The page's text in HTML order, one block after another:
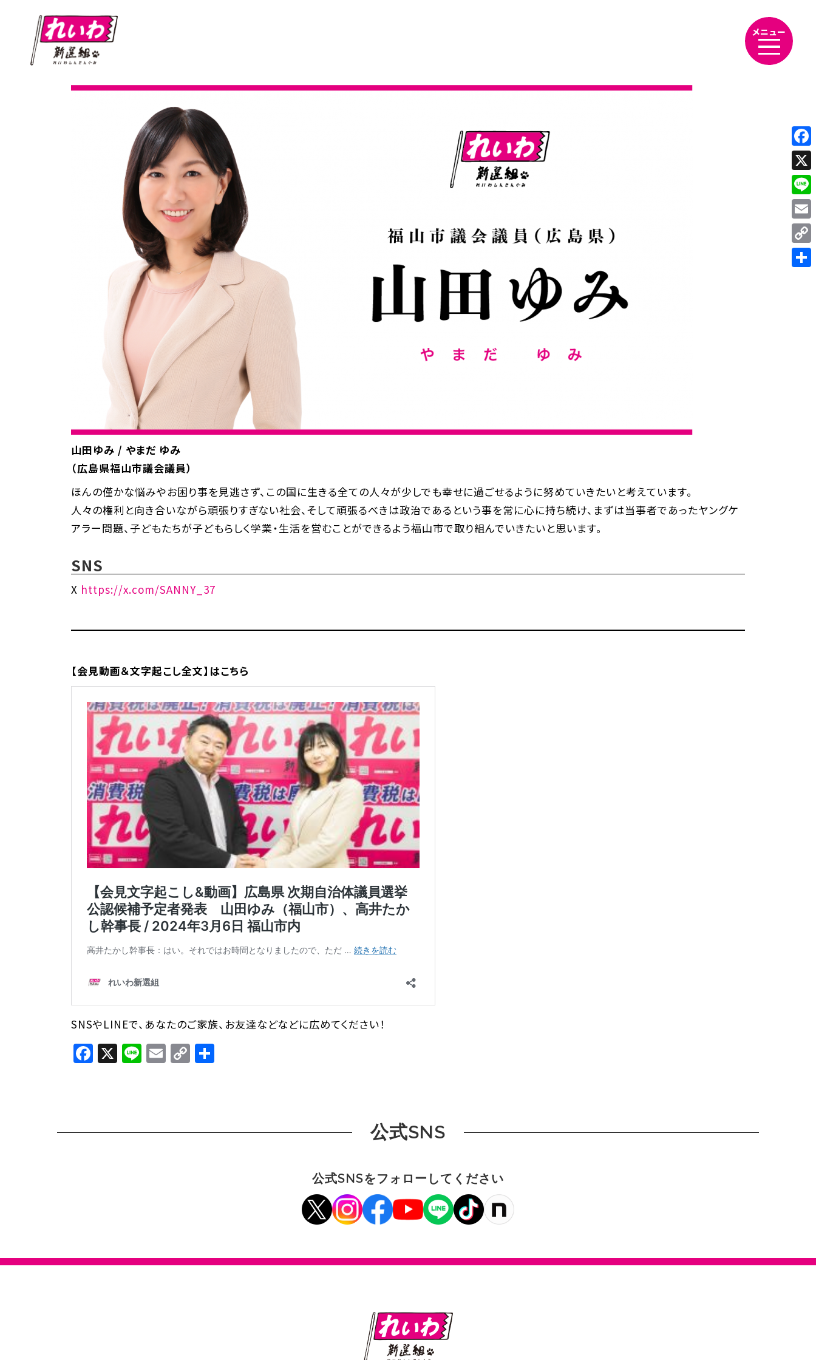
メニュー
山田ゆみ / やまだ ゆみ
（広島県福山市議会議員）
ほんの僅かな悩みやお困り事を見逃さず、この国に生きる全ての人々が少しでも幸せに過ごせるように努めていきたいと考えています。
人々の権利と向き合いながら頑張りすぎない社会、そして頑張るべきは政治であるという事を常に心に持ち続け、まずは当事者であったヤングケ
アラー問題、⼦どもたちが子どもらしく学業・生活を営むことができるよう福山市で取り組んでいきたいと思います。
SNS
X https://x.com/SANNY_37
【会見動画＆文字起こし全文】はこちら
SNSやLINEで、あなたのご家族、お友達などなどに広めてください！
Facebook
X LineEmail
Copy
公式SNS
公式SNSをフォローしてください
X
Line
Link